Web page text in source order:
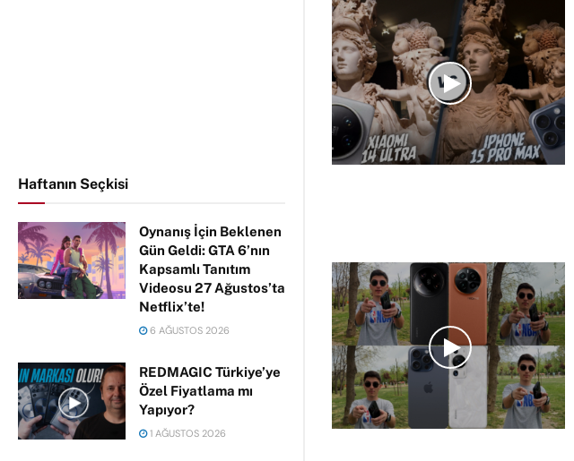
Haftanın Seçkisi
Oynanış İçin Beklenen
Gün Geldi: GTA 6’nın
Kapsamlı Tanıtım
Videosu 27 Ağustos’ta
Netflix’te!
6 AĞUSTOS 2026
REDMAGIC Türkiye’ye
Özel Fiyatlama mı
Yapıyor?
1 AĞUSTOS 2026